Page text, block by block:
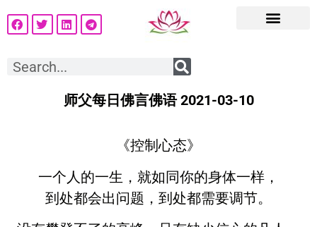
师父每日佛言佛语 2021-03-10
《控制心态》
一个人的一生，就如同你的身体一样，
到处都会出问题，到处都需要调节。